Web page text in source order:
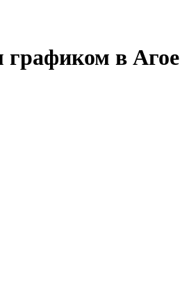
графиком в Агое